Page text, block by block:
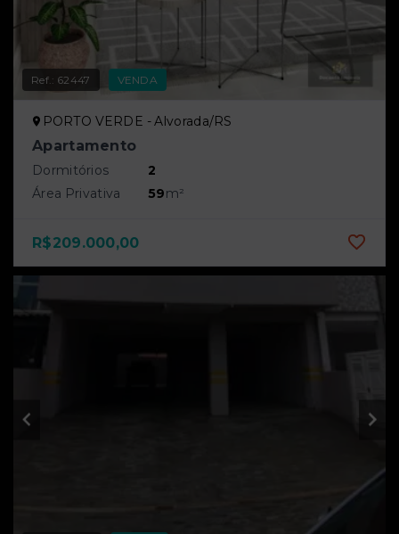
Ref.: 62447 VENDA
PORTO VERDE - Alvorada/RS
Apartamento
Dormitórios
2
Área Privativa
59m²
R$209.000,00